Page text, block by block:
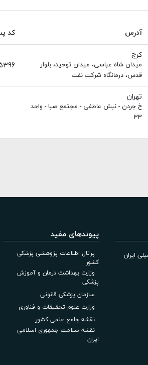
آدرس کد
کرج
میدان شاه عباسی، میدان توحید، بلوار
قدس، درمانگاه شرکت نفت
تهران
خ جردن - نبش عاطفی - مجتمع صبا - واحد
33
ایران
پیوندهای مفید
پرتال اطلاعات پژوهشی پزشکی
کشور
وزارت بهداشت درمان و آموزش
پزشکی
سازمان پزشکی قانونی
وزارت علوم تحقیقات و فناوری
نقشه جامع علمی کشور
نقشه سلامت جمهوری اسلامی
ایران